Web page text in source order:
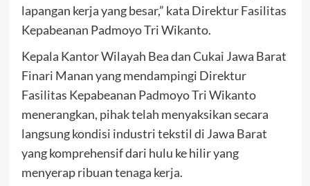
lapangan kerja yang besar,” kata Direktur Fasilitas
Kepabeanan Padmoyo Tri Wikanto.
Kepala Kantor Wilayah Bea dan Cukai Jawa Barat
Finari Manan yang mendampingi Direktur
Fasilitas Kepabeanan Padmoyo Tri Wikanto
menerangkan, pihak telah menyaksikan secara
langsung kondisi industri tekstil di Jawa Barat
yang komprehensif dari hulu ke hilir yang
menyerap ribuan tenaga kerja.